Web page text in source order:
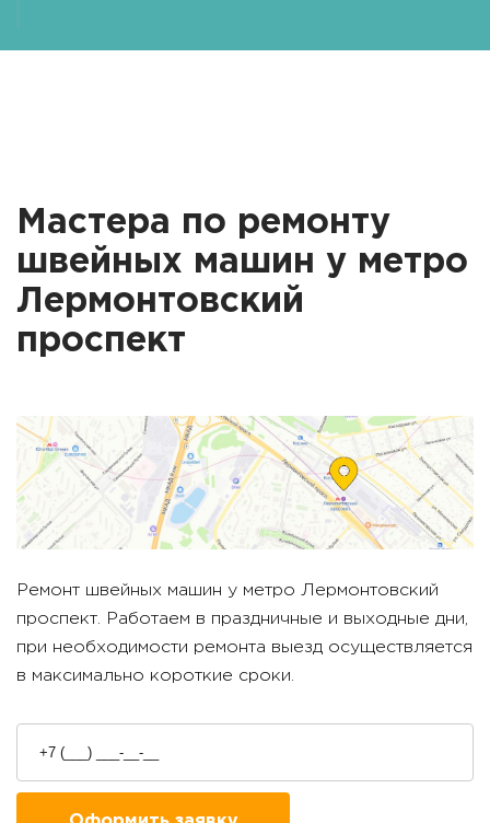
Мастера по ремонту
швейных машин у метро
Лермонтовский
проспект
Ремонт швейных машин у метро Лермонтовский
проспект . Работаем в праздничные и выходные дни,
при необходимости ремонта выезд осуществляется
в максимально короткие сроки.